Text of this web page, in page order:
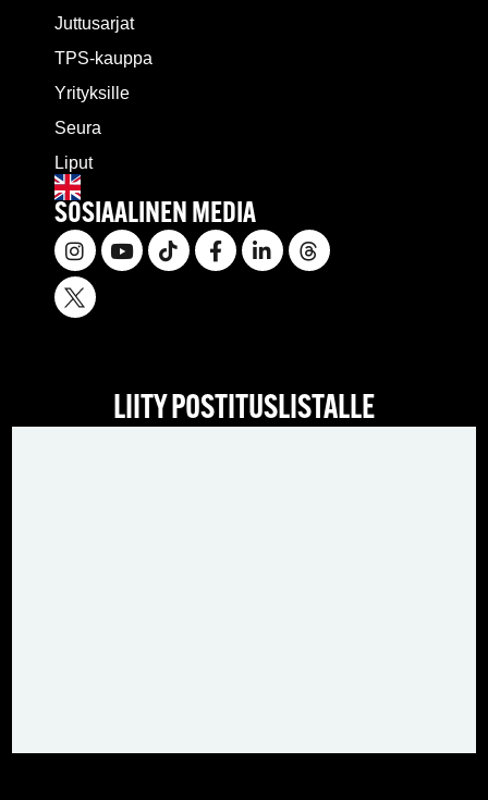
Juttusarjat
TPS-kauppa
Yrityksille
Seura
Liput
SOSIAALINEN MEDIA
LIITY POSTITUSLISTALLE